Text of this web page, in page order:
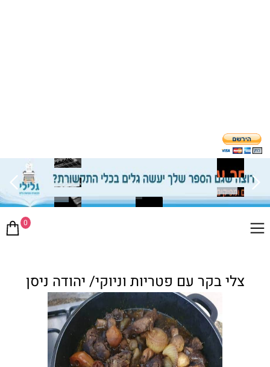
0
צלי בקר עם פטריות וניוקי/ יהודה ניסן